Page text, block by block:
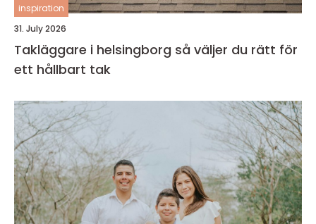
inspiration
31. July 2026
Takläggare i helsingborg så väljer du rätt för
ett hållbart tak